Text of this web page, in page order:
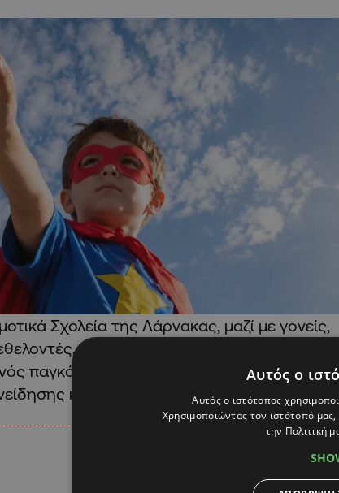
Σχολεία της Λάρνακας, μαζί με γονείς,
ενώνουν τις δυνάμεις τους με
παγκόσμιου ρεκόρ, αλλά και την
και της σημασίας της ανακύκλωσης.
Αυτός ο
Αυτός ο ιστότοπος
Χρησιμοποιώντας τον ιστότοπό
την Πολιτική